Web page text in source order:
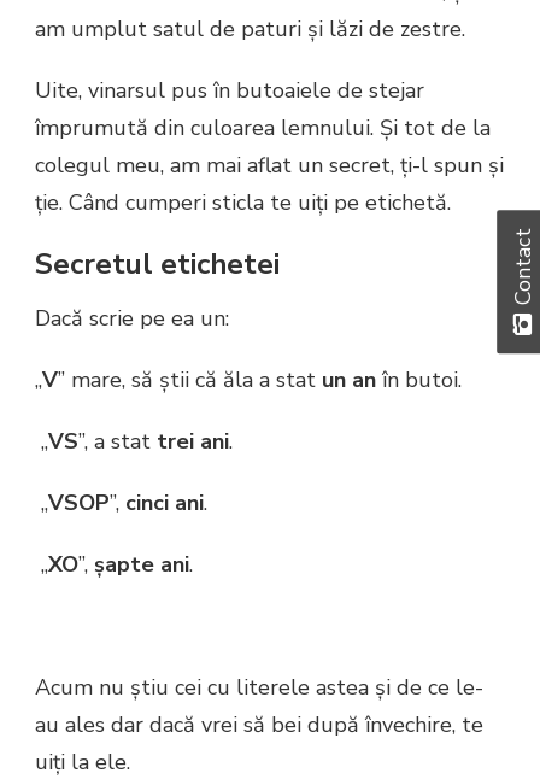
am umplut satul de paturi și lăzi de zestre.
Uite, vinarsul pus în butoaiele de stejar
împrumută din culoarea lemnului. Și tot de la
colegul meu, am mai aflat un secret, ți-l spun și
ție. Când cumperi sticla te uiți pe etichetă.
Secretul etichetei
Dacă scrie pe ea un:
„V” mare, să știi că ăla a stat un an în butoi.
„VS”, a stat trei ani.
„VSOP”, cinci ani.
„XO”, șapte ani.
Acum nu știu cei cu literele astea și de ce le-
au ales dar dacă vrei să bei după învechire, te
uiți la ele.
Contact